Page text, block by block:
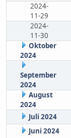
2024-
11-29
2024-
11-30
Oktober
2024
September
2024
August
2024
Juli 2024
Juni 2024